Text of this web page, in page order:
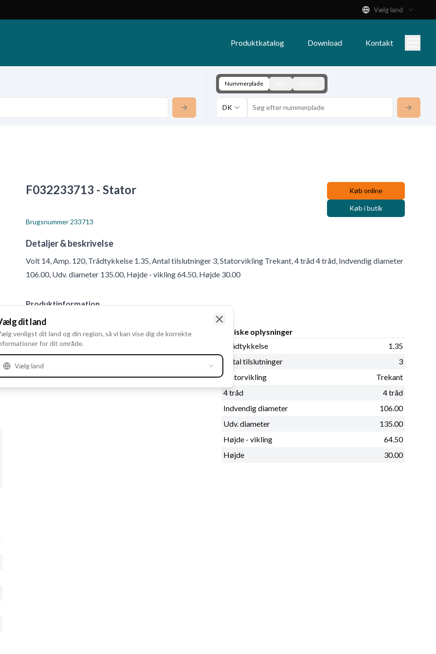
Vælg land
Produktkatalog Download Kontakt
Nummerplade
DK
F032233713 - Stator Køb online
Køb i butik
Brugsnummer 233713
Detaljer & beskrivelse
Volt 14, Amp. 120, Trådtykkelse 1.35, Antal tilslutninger 3, Statorvikling Trekant, 4 tråd 4 tråd, Indvendig diameter
106.00, Udv. diameter 135.00, Højde - vikling 64.50, Højde 30.00
Produktinformation
Elektriske oplysninger
Volt
Amp.
Fysiske oplysninger
Trådtykkelse
1.35
Antal tilslutninger
3
Statorvikling
Trekant
4 tråd
4 tråd
Indvendig diameter
106.00
Udv. diameter
135.00
Højde - vikling
64.50
Højde
30.00
dit land
venligst dit land og din region, så vi kan vise dig de korrekte
for dit område.
Vælg land
Close